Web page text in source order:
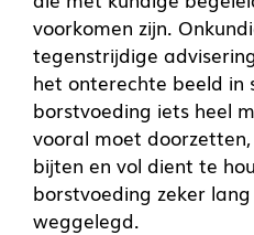
voorkomen zijn.
tegenstrijdige
het onterechte beeld in
borstvoeding iets heel
vooral moet
bijten en vol dient te
borstvoeding zeker
weggelegd.